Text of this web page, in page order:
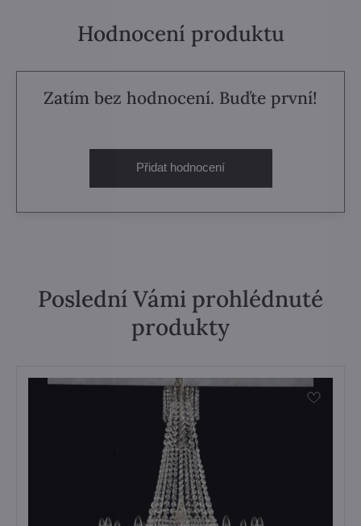
Hodnocení produktu
Zatím bez hodnocení. Buďte první!
Přidat hodnocení
Poslední Vámi prohlédnuté
produkty